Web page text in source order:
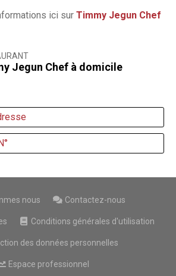
ici sur Timmy Jegun Chef
Jegun Chef à domicile
nous Contactez-nous
Conditions générales d'utilisation
des données personnelles
Espace professionnel